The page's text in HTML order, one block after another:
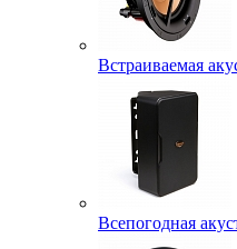
Встраиваемая
Всепогодная